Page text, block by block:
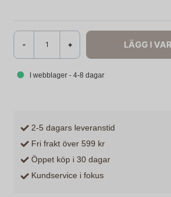
- + LÄGG I
I webblager - 4-8 dagar
2-5 dagars leveranstid
Fri frakt över 599 kr
Öppet köp i 30 dagar
Kundservice i fokus